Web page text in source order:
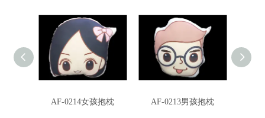
AF-0214女孩抱枕 AF-0213男孩抱枕